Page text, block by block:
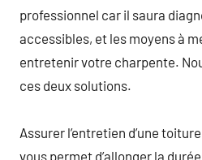
professionnel car il saura
accessibles, et les moyens à
entretenir votre charpente.
ces deux solutions.
Assurer l’entretien d’une
vous permet d’allonger la